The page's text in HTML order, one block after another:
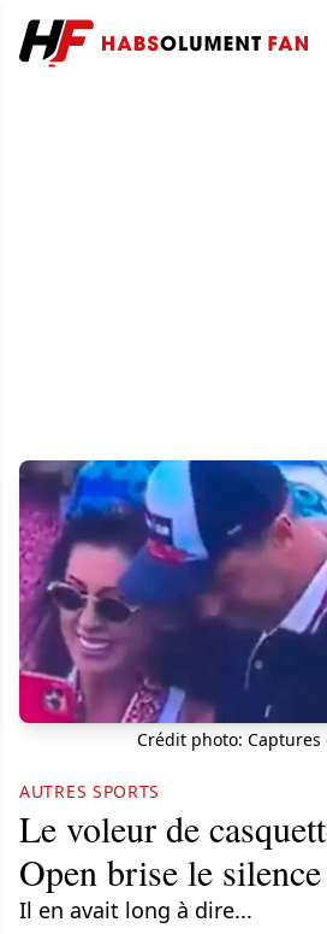
Crédit photo:
AUTRES SPORTS
Le voleur de
Open brise le silence
Il en avait long à dire...